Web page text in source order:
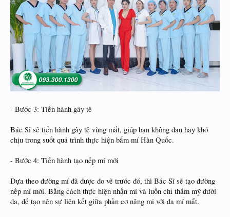
- Bước 3: Tiến hành gây tê
Bác Sĩ sẽ tiến hành gây tê vùng mắt, giúp bạn không đau hay khó
chịu trong suốt quá trình thực hiện bấm mí Hàn Quốc.
- Bước 4: Tiến hành tạo nếp mí mới
Dựa theo đường mí đã được đo vẽ trước đó, thì Bác Sĩ sẽ tạo đường
nếp mí mới. Bằng cách thực hiện nhấn mí và luồn chỉ thẩm mỹ dưới
da, để tạo nên sự liên kết giữa phần cơ nâng mi với da mí mắt.